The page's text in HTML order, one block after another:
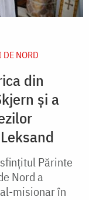
NORD
din
și a
Părinte
Nord a
misionar în